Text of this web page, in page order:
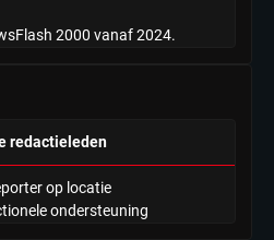
2000 vanaf 2024.
redactieleden
op locatie
ondersteuning